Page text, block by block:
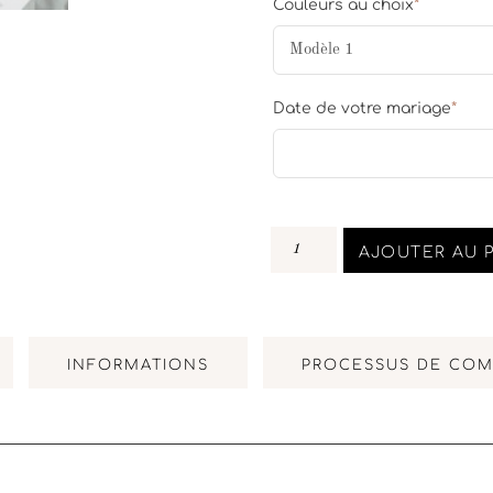
Couleurs au choix*
Date de votre mariage*
AJOUTER AU
INFORMATIONS PROCESSUS DE